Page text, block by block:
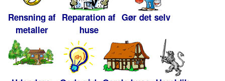
Rensning af
metaller
Reparation af
huse
Gør det selv